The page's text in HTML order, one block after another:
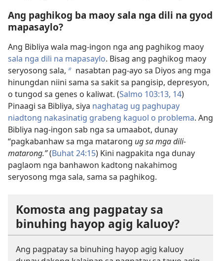
Ang paghikog ba maoy sala nga dili na gyod
mapasaylo?
Ang Bibliya wala mag-ingon nga ang paghikog maoy
sala nga dili na mapasaylo. Bisag ang paghikog maoy
seryosong sala, b nasabtan pag-ayo sa Diyos ang mga
hinungdan niini sama sa sakit sa pangisip, depresyon,
o tungod sa genes o kaliwat. (Salmo 103:13, 14)
Pinaagi sa Bibliya, siya naghatag ug paghupay
niadtong nakasinatig grabeng kaguol o problema. Ang
Bibliya nag-ingon sab nga sa umaabot, dunay
“pagkabanhaw sa mga matarong ug sa mga dili-
matarong.”(Buhat 24:15) Kini nagpakita nga dunay
paglaom nga banhawon kadtong nakahimog
seryosong mga sala, sama sa paghikog.
Komosta ang pagpatay sa
binuhing hayop agig kaluoy?
Ang pagpatay sa binuhing hayop agig kaluoy